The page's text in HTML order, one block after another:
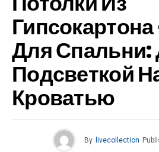
Для Спальни:
Подсветкой
Кроватью
By livecollection